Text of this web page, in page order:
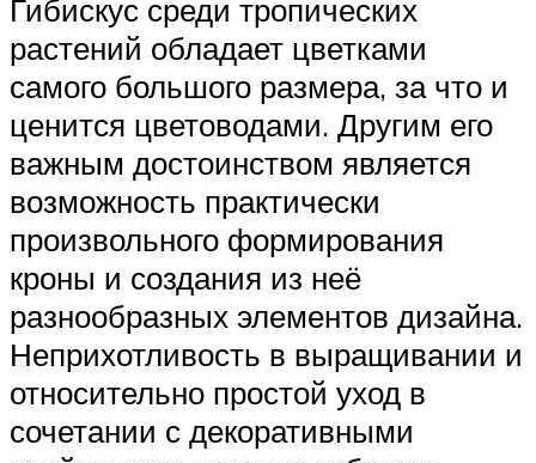
Гибискус среди тропических
растений обладает цветками
самого большого размера, за что и
ценится цветоводами. Другим его
важным достоинством является
возможность практически
произвольного формирования
кроны и создания из неё
разнообразных элементов дизайна.
Неприхотливость в выращивании и
относительно простой уход в
сочетании с декоративными